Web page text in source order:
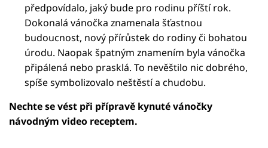
předpovídalo, jaký bude pro rodinu příští rok.
Dokonalá vánočka znamenala šťastnou
budoucnost, nový přírůstek do rodiny či bohatou
úrodu. Naopak špatným znamením byla vánočka
připálená nebo prasklá. To nevěštilo nic dobrého,
spíše symbolizovalo neštěstí a chudobu.
Nechte se vést při přípravě kynuté vánočky
návodným video receptem.